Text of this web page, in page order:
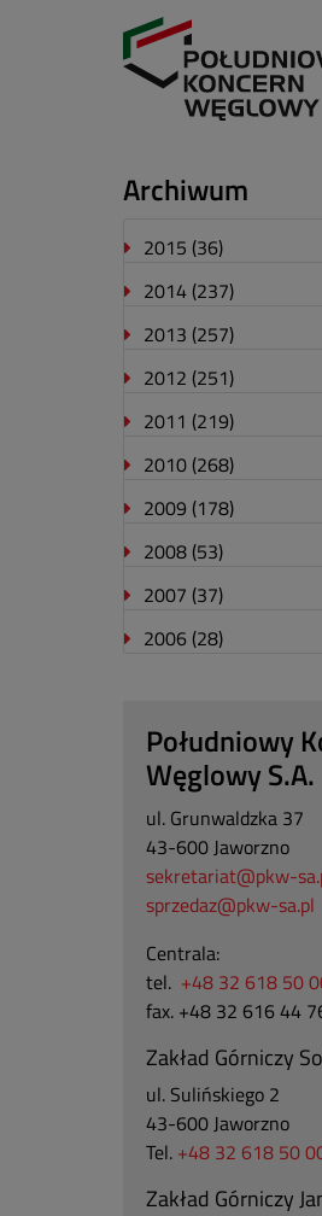
Archiwum
2015 (36)
2014 (237)
2013 (257)
2012 (251)
2011 (219)
2010 (268)
2009 (178)
2008 (53)
2007 (37)
2006 (28)
Południowy
Węglowy S.A.
ul. Grunwaldzka 37
43-600 Jaworzno
sekretariat@pkw-
sprzedaz@pkw-sa.pl
Centrala:
tel. +48 32 618 50
fax. +48 32 616 44
Zakład Górniczy
ul. Sulińskiego 2
43-600 Jaworzno
Tel. +48 32 618 50
Zakład Górniczy